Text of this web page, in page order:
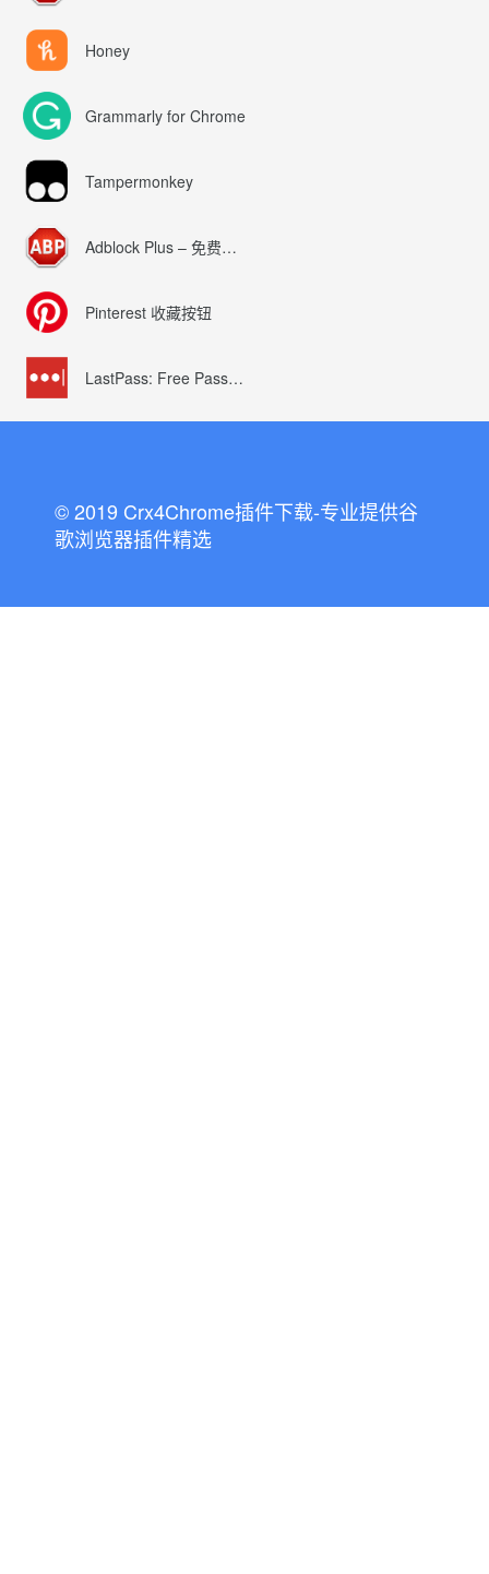
Honey
Grammarly for Chrome
Tampermonkey
Adblock Plus – 免费的广告拦截器
Pinterest 收藏按钮
LastPass: Free Password Manager
© 2019 Crx4Chrome插件下载-专业提供谷
歌浏览器插件精选